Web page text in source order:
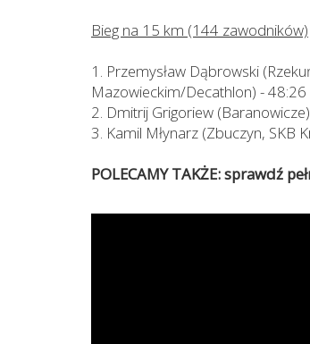
Bieg na 15 km (144 zawodników)
1. Przemysław Dąbrowski
Mazowieckim/Decathlon) - 48:26
2. Dmitrij Grigoriew
3. Kamil Młynarz (Zbuczyn, SKB
POLECAMY TAKŻE: sprawdź